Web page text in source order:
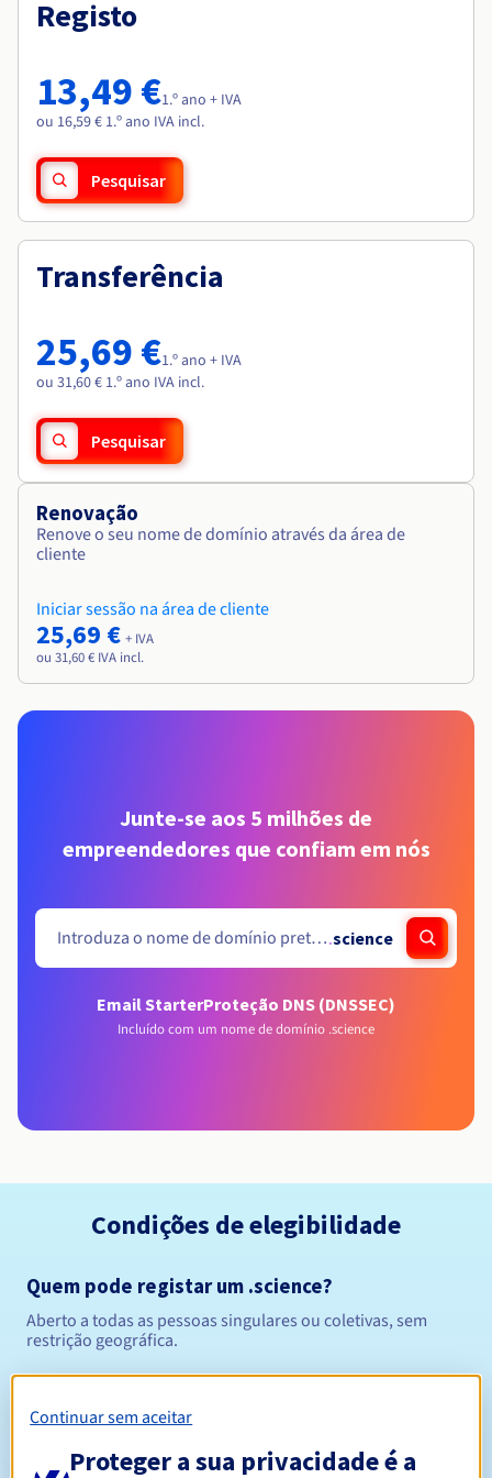
Preços
Roadmap & Changelog
Observabilidade
Roadmap & Changelog
Roadmap & Changelog
Roadmap & Changelog
Roadmap & Changelog
Registo
13,49 €1.º ano + IVA
ou 16,59 € 1.º ano IVA incl.
Pesquisar
Transferência
25,69 €1.º ano + IVA
ou 31,60 € 1.º ano IVA incl.
Pesquisar
Renovação
Renove o seu nome de domínio através da área de
cliente
Iniciar sessão na área de cliente
25,69 € + IVA
ou 31,60 € IVA incl.
Junte-se aos 5 milhões de
empreendedores que confiam em nós
.science
Email StarterProteção DNS (DNSSEC)
Incluído com um nome de domínio .science
Condições de elegibilidade
Quem pode registar um .science?
Aberto a todas as pessoas singulares ou coletivas, sem
restrição geográfica.
Entre 1 e 10 anos
Continuar sem aceitar
Proteger a sua privacidade é a